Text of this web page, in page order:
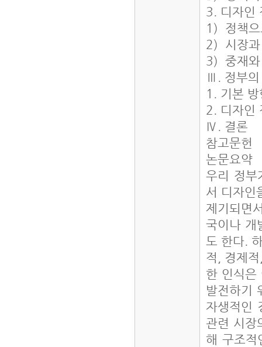
3. 디자인
1) 정책
2) 시장
3) 중재와
Ⅲ. 정부
1. 기본
2. 디자인
Ⅳ. 결론
참고문헌
논문요약
우리 정부
서 디자인
제기되면
국이나 개
도 한다.
적, 경제
한 인식은
발전하기
자생적인
관련 시장
해 구조적